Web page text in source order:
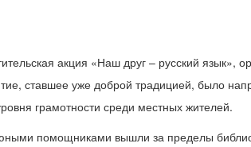
акция «Наш друг – русский язык»,
ставшее уже доброй традицией, было
грамотности среди местных жителей.
помощниками вышли за пределы